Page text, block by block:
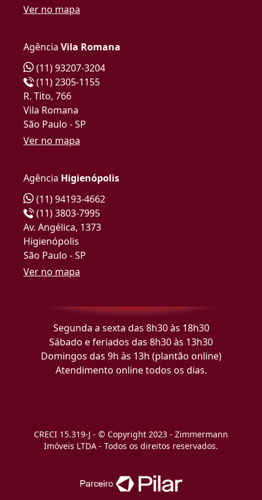
Ver no mapa
Agência Vila Romana
(11) 93207-3204
(11) 2305-1155
R. Tito, 766
Vila Romana
São Paulo - SP
Ver no mapa
Agência Higienópolis
(11) 94193-4662
(11) 3803-7995
Av. Angélica, 1373
Higienópolis
São Paulo - SP
Ver no mapa
Segunda a sexta das 8h30 às 18h30
Sábado e feriados das 8h30 às 13h30
Domingos das 9h às 13h (plantão online)
Atendimento online todos os dias.
CRECI 15.319-J - © Copyright 2023 - Zimmermann
Imóveis LTDA - Todos os direitos reservados.